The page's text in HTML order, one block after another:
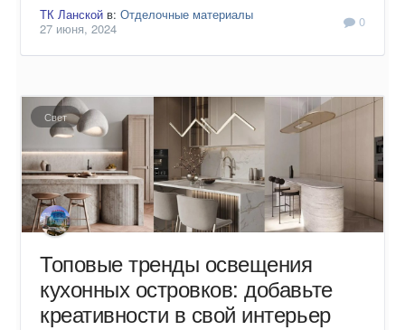
ТК Ланской в: Отделочные материалы
27 июня, 2024
0
Свет
Топовые тренды освещения
кухонных островков: добавьте
креативности в свой интерьер